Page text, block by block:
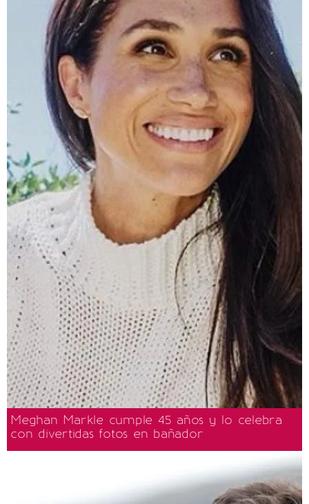
Meghan Markle cumple 45 años y lo celebra
con divertidas fotos en bañador